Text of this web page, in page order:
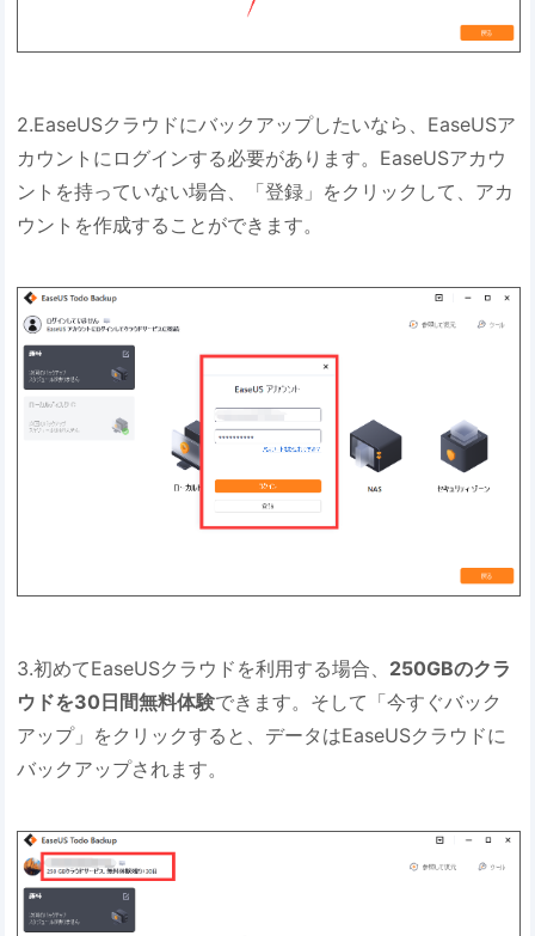
2.EaseUSクラウドにバックアップしたいなら、EaseUSア
カウントにログインする必要があります。EaseUSアカウ
ントを持っていない場合、「登録」をクリックして、アカ
ウントを作成することができます。
3.初めてEaseUSクラウドを利用する場合、 250GBのクラ
ウドを30日間無料体験できます。そして「今すぐバック
アップ」をクリックすると、データはEaseUSクラウドに
バックアップされます。